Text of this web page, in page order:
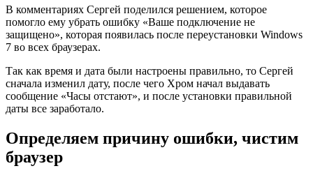
В комментариях Сергей поделился решением, которое
помогло ему убрать ошибку «Ваше подключение не
защищено», которая появилась после переустановки Windows
7 во всех браузерах.
Так как время и дата были настроены правильно, то Сергей
сначала изменил дату, после чего Хром начал выдавать
сообщение «Часы отстают», и после установки правильной
даты все заработало.
Определяем причину ошибки, чистим
браузер